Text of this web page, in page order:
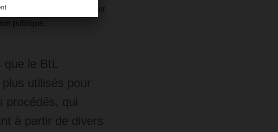
coût par tonne d’équivalent
publique.
le BtL
utilisés pour
procédés, qui
à partir de divers